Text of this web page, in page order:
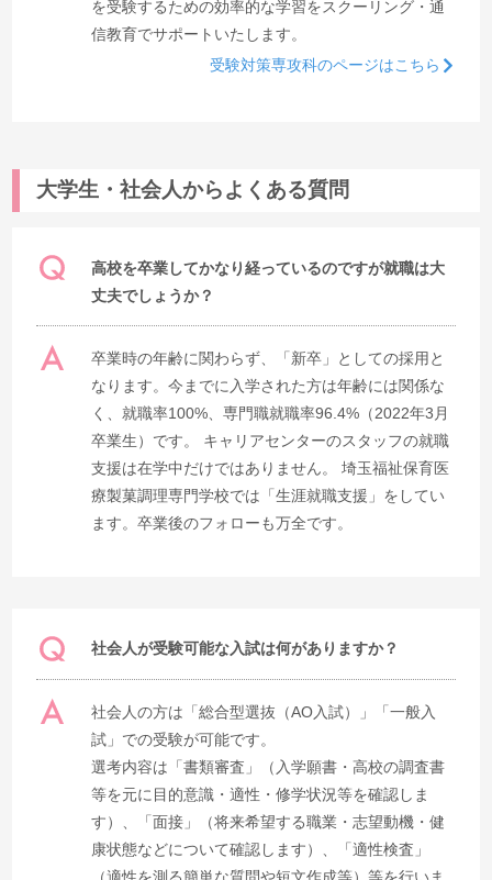
を受験するための効率的な学習をスクーリング・通
信教育でサポートいたします。
受験対策専攻科のページはこちら
大学生・社会人からよくある質問
高校を卒業してかなり経っているのですが就職は大
丈夫でしょうか？
卒業時の年齢に関わらず、「新卒」としての採用と
なります。今までに入学された方は年齢には関係な
く、就職率100%、専門職就職率96.4%（2022年3月
卒業生）です。 キャリアセンターのスタッフの就職
支援は在学中だけではありません。 埼玉福祉保育医
療製菓調理専門学校では「生涯就職支援」をしてい
ます。卒業後のフォローも万全です。
社会人が受験可能な入試は何がありますか？
社会人の方は「総合型選抜（AO入試）」「一般入
試」での受験が可能です。
選考内容は「書類審査」（入学願書・高校の調査書
等を元に目的意識・適性・修学状況等を確認しま
す）、「面接」（将来希望する職業・志望動機・健
康状態などについて確認します）、「適性検査」